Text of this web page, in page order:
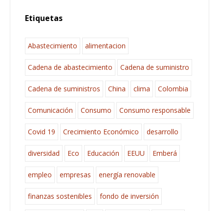
Etiquetas
Abastecimiento alimentacion
Cadena de abastecimiento Cadena de suministro
Cadena de suministros China clima Colombia
Comunicación Consumo Consumo responsable
Covid 19 Crecimiento Económico desarrollo
diversidad Eco Educación EEUU Emberá
empleo empresas energía renovable
finanzas sostenibles fondo de inversión